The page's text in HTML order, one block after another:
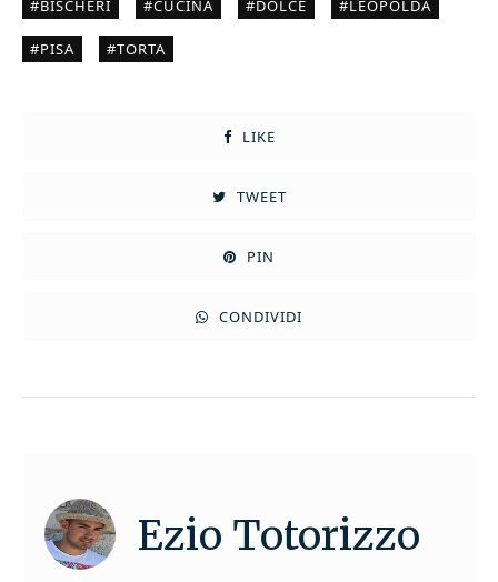
BISCHERI CUCINA DOLCE LEOPOLDA
PISA TORTA
LIKE
TWEET
PIN
CONDIVIDI
Ezio Totorizzo